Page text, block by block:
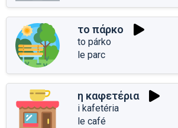
το πάρκο
to párko
le parc
η καφετέρια
i kafetéria
le café